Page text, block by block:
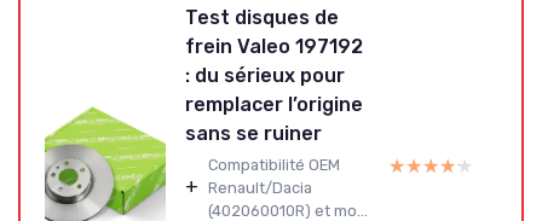
Test disques de
frein Valeo 197192
: du sérieux pour
remplacer l’origine
sans se ruiner
+
Compatibilité OEM
Renault/Dacia
(402060010R) et mo...
★★★★★
★★★★★